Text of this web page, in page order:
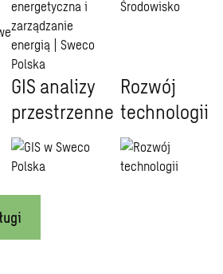
GIS analizy
przestrzenne
Rozwój
technologii